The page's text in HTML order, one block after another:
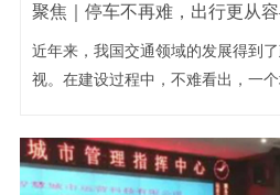
聚焦｜停车不再难，出行更从
近年来，我国交通领域的发展得到
视。在建设过程中，不难看出，一